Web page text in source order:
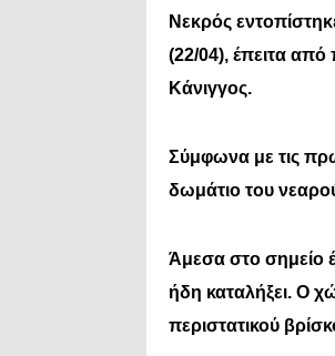
Νεκρός
(22/04), έπειτα
Κάνιγγος.
Σύμφωνα με τις
δωμάτιο του
Άμεσα στο σημείο
ήδη καταλήξει. Ο
περιστατικού